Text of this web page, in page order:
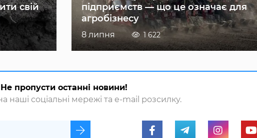
свій
підприємств — що це означає для
агробізнесу
8 липня 1 622
Не пропусти останні новини!
наші соціальні мережі та e-mail розсилку.